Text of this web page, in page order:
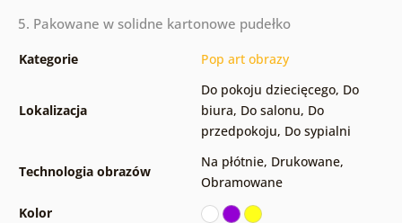
5. Pakowane w solidne kartonowe pudełko
Kategorie Pop art obrazy
Lokalizacja
Do pokoju dziecięcego, Do
biura, Do salonu, Do
przedpokoju, Do sypialni
Technologia obrazów
Na płótnie, Drukowane,
Obramowane
Kolor